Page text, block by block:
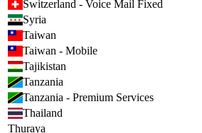
Switzerland - Voice Mail Fixed
Syria
Taiwan
Taiwan - Mobile
Tajikistan
Tanzania
Tanzania - Premium Services
Thailand
Thuraya